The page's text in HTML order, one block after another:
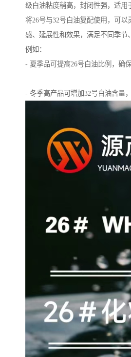
级白油粘度稍高，封闭性强，适用
将26号与32号白油复配使用，可以
感、延展性和效果，满足不同季节
例如：
- 夏季品可提高26号白油比例，确
- 冬季高产品可增加32号白油含量